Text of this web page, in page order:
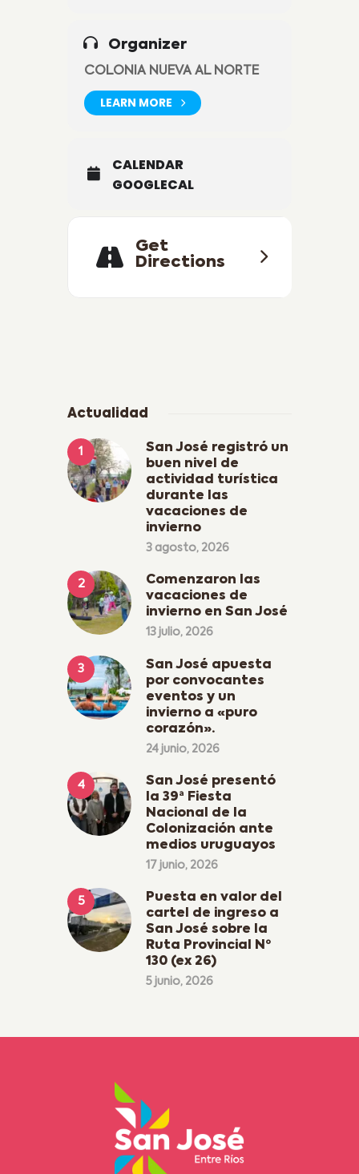
Organizer
COLONIA NUEVA AL NORTE
LEARN MORE
CALENDAR
GOOGLECAL
Get
Directions
Actualidad
San José registró un
buen nivel de
actividad turística
durante las
vacaciones de
invierno
3 agosto, 2026
Comenzaron las
vacaciones de
invierno en San José
13 julio, 2026
San José apuesta
por convocantes
eventos y un
invierno a «puro
corazón».
24 junio, 2026
San José presentó
la 39ª Fiesta
Nacional de la
Colonización ante
medios uruguayos
17 junio, 2026
Puesta en valor del
cartel de ingreso a
San José sobre la
Ruta Provincial Nº
130 (ex 26)
5 junio, 2026